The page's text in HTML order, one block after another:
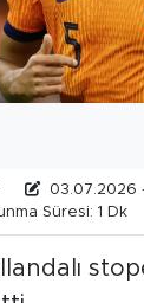
03.07.2026 -
Süresi: 1 Dk